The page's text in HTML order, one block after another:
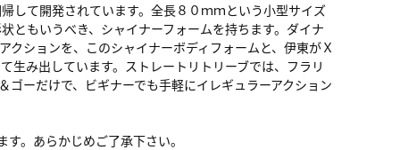
して開発されています。全長８０ｍｍという小型サイズ
ともいうべき、シャイナーフォームを持ちます。ダイナ
ションを、このシャイナーボディフォームと、伊東がＸ
生み出しています。ストレートリトリーブでは、フラリ
ーだけで、ビギナーでも手軽にイレギュラーアクション
。あらかじめご了承下さい。